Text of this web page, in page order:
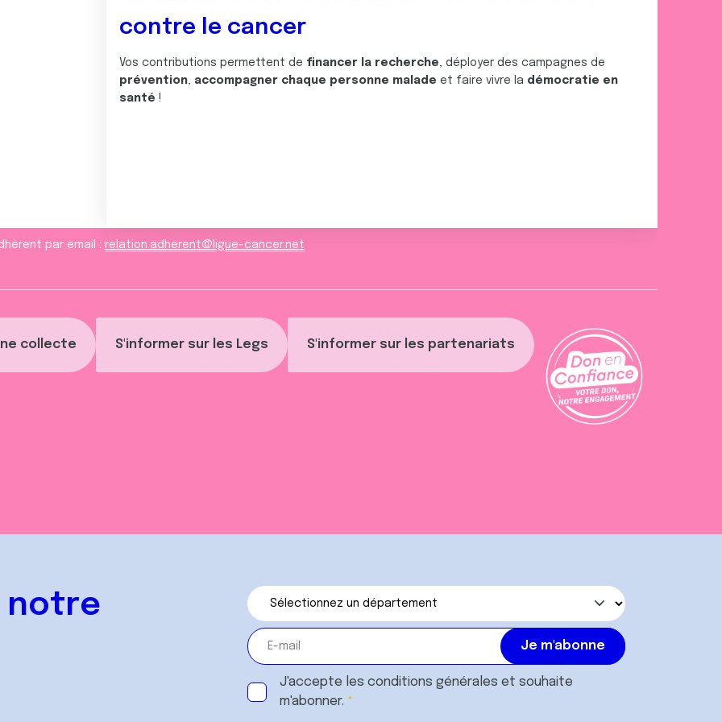
collecte S'informer sur les Legs S'informer sur les partenariats
contre le cancer
Vos contributions permettent de financer la recherche, déployer des campagnes de
prévention, accompagner chaque personne malade et faire vivre la démocratie en
santé !
par email : relation.adherent@ligue-cancer.net
notre
J'accepte les conditions générales et souhaite
m'abonner.